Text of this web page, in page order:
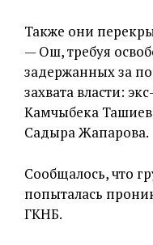
Также они
— Ош, требуя
задержанных за
захвата власти:
Камчыбека
Садыра Жапарова.
Сообщалось, что
попыталась
ГКНБ.